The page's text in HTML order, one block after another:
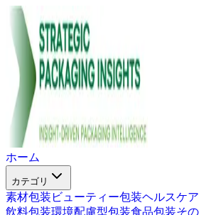
ホーム
カテゴリ
素材包装 ビューティー包装ヘルスケ
飲料包装環境配慮型包装食品包装そ